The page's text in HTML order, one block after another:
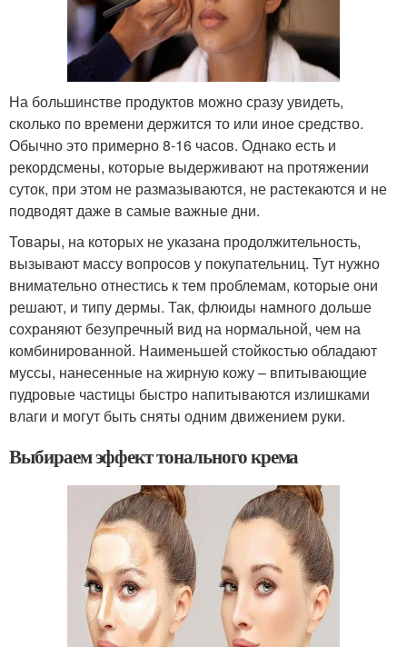
На большинстве продуктов можно сразу увидеть,
сколько по времени держится то или иное средство.
Обычно это примерно 8-16 часов. Однако есть и
рекордсмены, которые выдерживают на протяжении
суток, при этом не размазываются, не растекаются и не
подводят даже в самые важные дни.
Товары, на которых не указана продолжительность,
вызывают массу вопросов у покупательниц. Тут нужно
внимательно отнестись к тем проблемам, которые они
решают, и типу дермы. Так, флюиды намного дольше
сохраняют безупречный вид на нормальной, чем на
комбинированной. Наименьшей стойкостью обладают
муссы, нанесенные на жирную кожу – впитывающие
пудровые частицы быстро напитываются излишками
влаги и могут быть сняты одним движением руки.
Выбираем эффект тонального крема